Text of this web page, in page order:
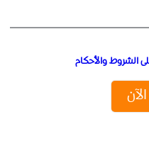
الشروط والأحكام